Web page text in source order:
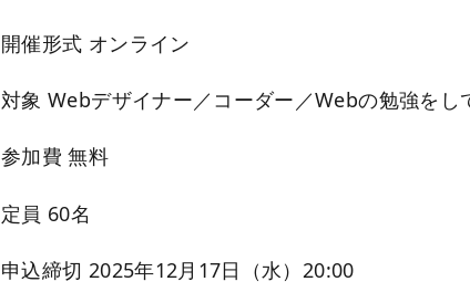
開催形式 オンライン
対象 Webデザイナー／コーダー／Webの勉強をし
参加費 無料
定員 60名
申込締切 2025年12月17日（水）20:00